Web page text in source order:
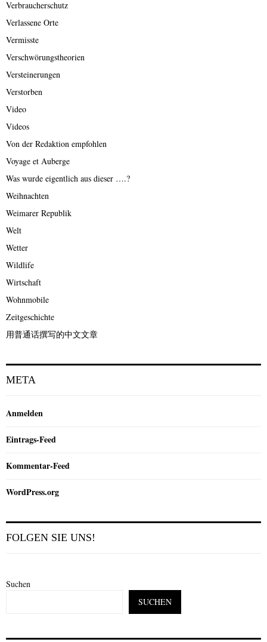
Verbraucherschutz
Verlassene Orte
Vermisste
Verschwörungstheorien
Versteinerungen
Verstorben
Video
Videos
Von der Redaktion empfohlen
Voyage et Auberge
Was wurde eigentlich aus dieser ….?
Weihnachten
Weimarer Republik
Welt
Wetter
Wildlife
Wirtschaft
Wohnmobile
Zeitgeschichte
用普通话撰写的中文文章
META
Anmelden
Eintrags-Feed
Kommentar-Feed
WordPress.org
FOLGEN SIE UNS!
Suchen
SUCHEN